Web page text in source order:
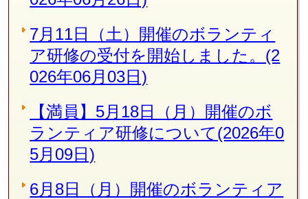
7月11日（土）開催のボランティ
ア研修の受付を開始しました。(2
026年06月03日)
【満員】5月18日（月）開催のボ
ランティア研修について(2026年0
5月09日)
6月8日（月）開催のボランティア